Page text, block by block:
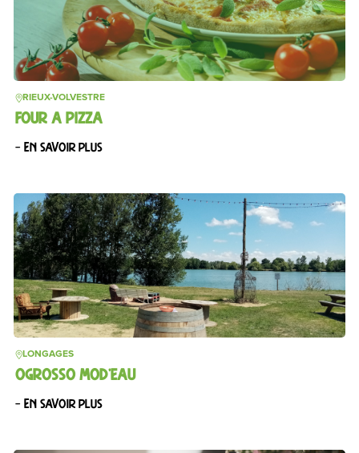
RIEUX-VOLVESTRE
FOUR A PIZZA
– En savoir plus
LONGAGES
OGROSSO MOD’EAU
– En savoir plus